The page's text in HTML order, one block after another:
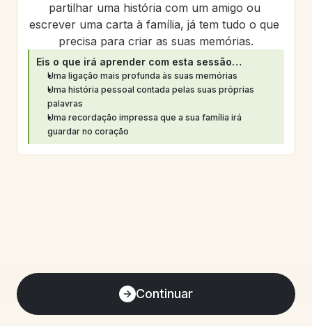
Continuar
partilhar uma história com um amigo ou
escrever uma carta à família, já tem tudo o que
precisa para criar as suas memórias.
Eis o que irá aprender com esta sessão…
Uma ligação mais profunda às suas memórias
Uma história pessoal contada pelas suas próprias
palavras
Uma recordação impressa que a sua família irá
guardar no coração